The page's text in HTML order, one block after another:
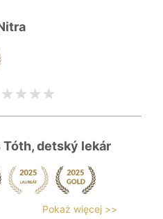
Tóth, detský lekár
Pokaż więcej >>